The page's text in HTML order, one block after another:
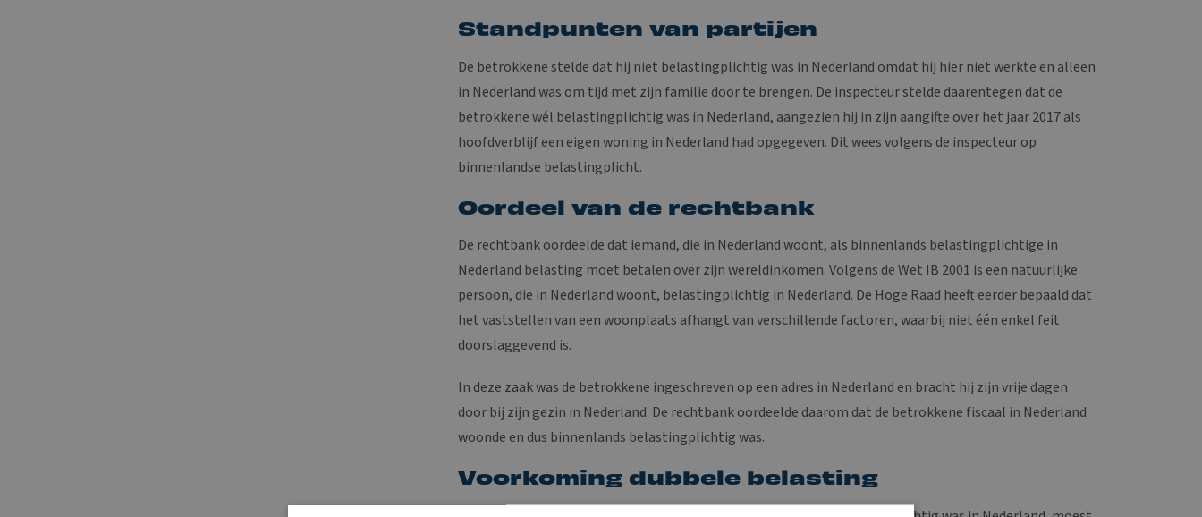
Standpunten van partijen
De betrokkene stelde dat hij niet belastingplichtig was in Nederland omdat hij hier niet werkte en alleen
in Nederland was om tijd met zijn familie door te brengen. De inspecteur stelde daarentegen dat de
betrokkene wél belastingplichtig was in Nederland, aangezien hij in zijn aangifte over het jaar 2017 als
hoofdverblijf een eigen woning in Nederland had opgegeven. Dit wees volgens de inspecteur op
binnenlandse belastingplicht.
Oordeel van de rechtbank
De rechtbank oordeelde dat iemand, die in Nederland woont, als binnenlands belastingplichtige in
Nederland belasting moet betalen over zijn wereldinkomen. Volgens de Wet IB 2001 is een natuurlijke
persoon, die in Nederland woont, belastingplichtig in Nederland. De Hoge Raad heeft eerder bepaald dat
het vaststellen van een woonplaats afhangt van verschillende factoren, waarbij niet één enkel feit
doorslaggevend is.
In deze zaak was de betrokkene ingeschreven op een adres in Nederland en bracht hij zijn vrije dagen
door bij zijn gezin in Nederland. De rechtbank oordeelde daarom dat de betrokkene fiscaal in Nederland
woonde en dus binnenlands belastingplichtig was.
Voorkoming dubbele belasting